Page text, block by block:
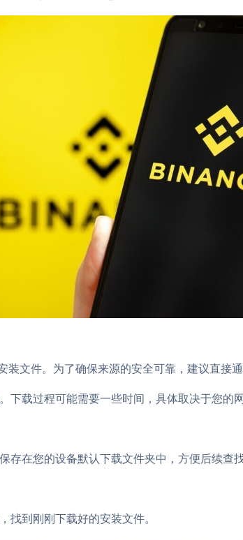
文件。为了确保来源的安全可靠，建议直接通
下载过程可能需要一些时间，具体取决于您的网
存在您的设备默认下载文件夹中，方便后续查找
找到刚刚下载好的安装文件。